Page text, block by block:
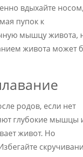
вдыхайте носом,
пупок к
мышцу живота,
живота может
родов, если нет
глубокие мышцы
живот. Но